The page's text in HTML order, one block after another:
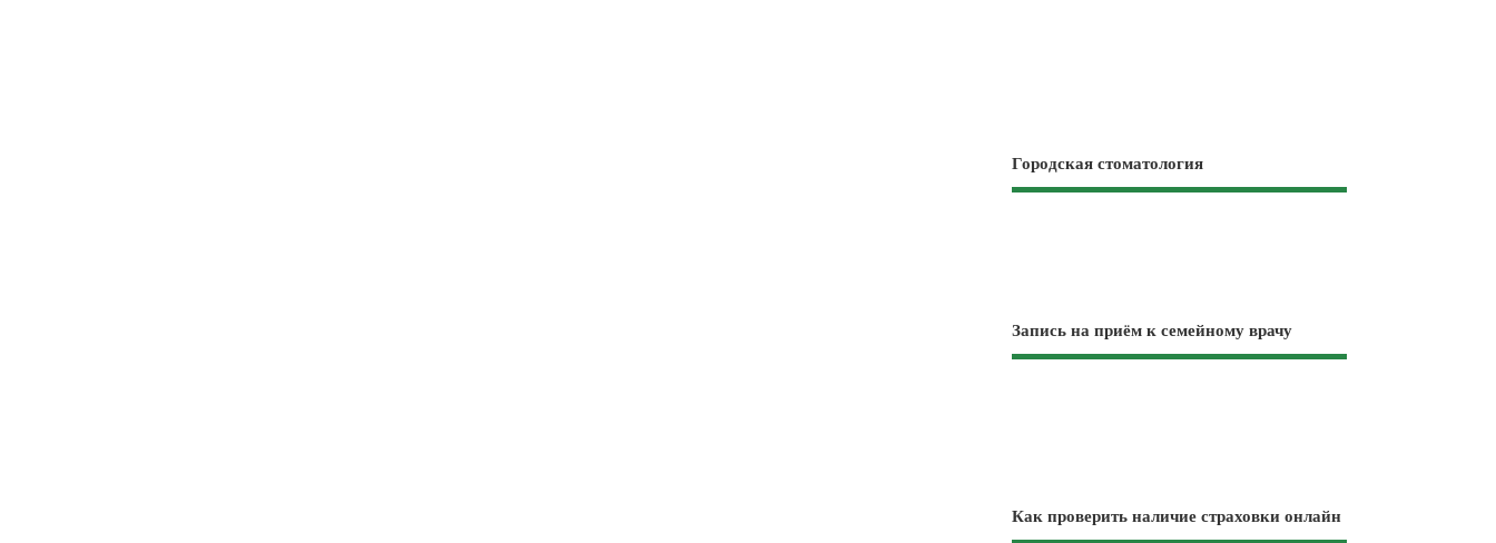
Городская стоматология
Запись на приём к семейному врачу
Как проверить наличие страховки онлайн